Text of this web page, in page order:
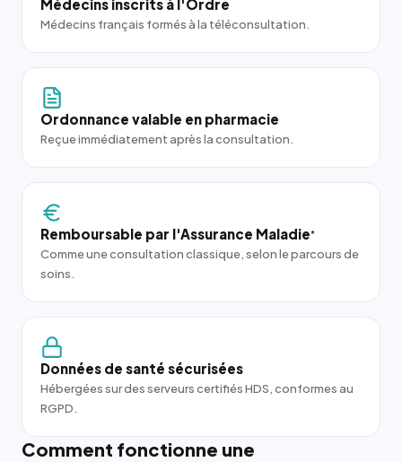
Médecins inscrits à l'Ordre
Médecins français formés à la téléconsultation.
Ordonnance valable en pharmacie
Reçue immédiatement après la consultation.
Remboursable par l'Assurance Maladie*
Comme une consultation classique, selon le parcours de
soins.
Données de santé sécurisées
Hébergées sur des serveurs certifiés HDS, conformes au
RGPD.
Comment fonctionne une